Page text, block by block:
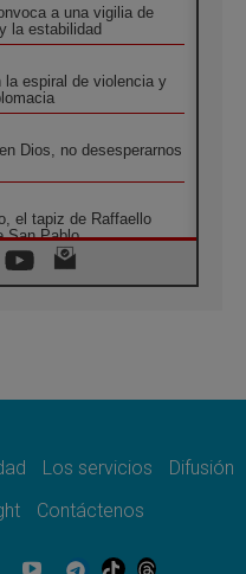
a una vigilia de
la estabilidad
la espiral de violencia y
Dios, no desesperarnos
el tapiz de Raffaello
San Pablo
no se compra con una
Genazzano
Apostólico de Calapán
Los servicios
Difusión
Contáctenos